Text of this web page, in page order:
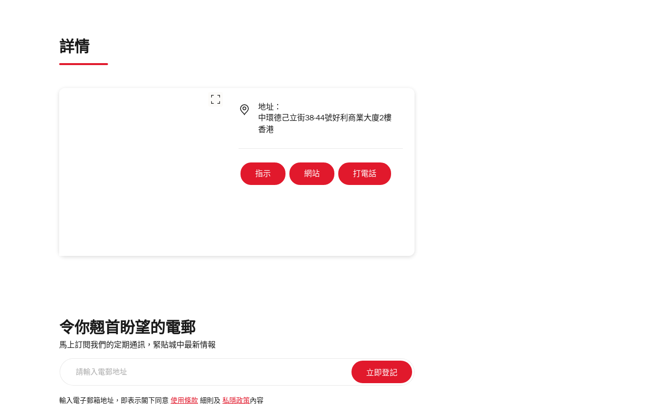
詳情
地址：
中環德己立街38-44號好利商業大廈2樓
香港
指示 網站 打電話
令你翹首盼望的電郵
馬上訂閱我們的定期通訊，緊貼城中最新情報
電
輸入電子郵箱地址，即表示閣下同意 使用條款 細則及 私隱政策 內容